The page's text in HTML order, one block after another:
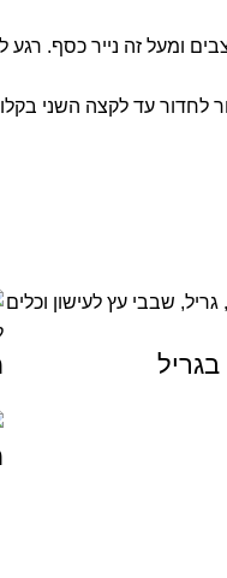
ומעל זה נייר כסף. רגע
לחדור עד לקצה
בגריל